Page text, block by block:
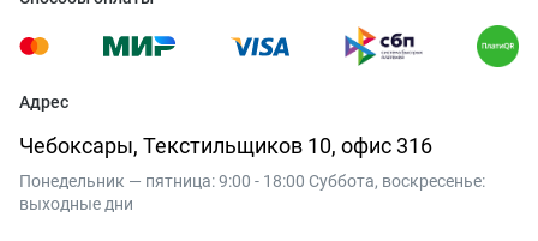
Адрес
Чебоксары, Текстильщиков 10, офис 316
Понедельник — пятница: 9:00 - 18:00 Суббота, воскресенье:
выходные дни